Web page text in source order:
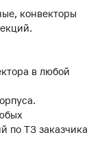
конвекторы
в любой
по ТЗ заказчика